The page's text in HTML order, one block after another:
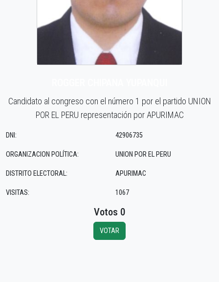
Candidato al congreso con el número 1 por el partido UNION
POR EL PERU representación por APURIMAC
DNI:
ORGANIZACION POLÍTICA:
DISTRITO ELECTORAL:
VISITAS:
42906735
UNION POR EL PERU
APURIMAC
1067
Votos 0
VOTAR